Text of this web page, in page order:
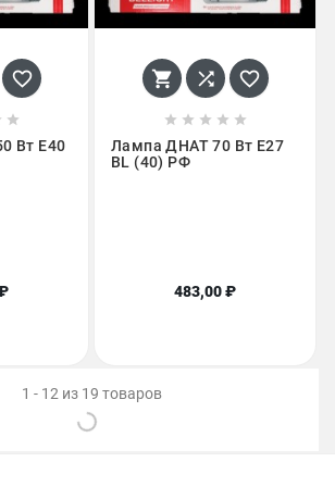


Вт Е40
  
    
Лампа ДНАТ 70 Вт Е27
BL (40) РФ
483,00 ₽
1 - 12 из 19 товаров